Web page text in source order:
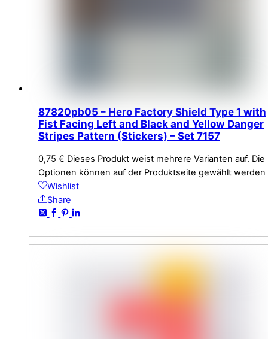
87820pb05 – Hero Factory Shield Type 1 with
Fist Facing Left and Black and Yellow Danger
Stripes Pattern (Stickers) – Set 7157
0,75 € Dieses Produkt weist mehrere Varianten auf. Die
Optionen können auf der Produktseite gewählt werden
Wishlist
Share